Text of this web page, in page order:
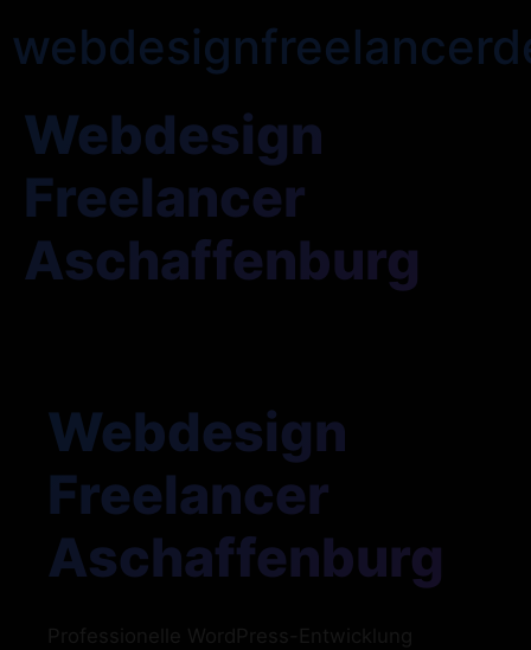
Webdesign
Freelancer
Aschaffenburg
Webdesign
Freelancer
Aschaffenburg